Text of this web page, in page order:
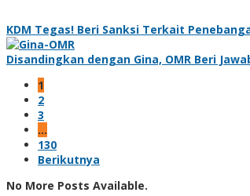
KDM Tegas! Beri Sanksi Terkait
Disandingkan dengan Gina, OMR Beri
1
2
3
…
130
Berikutnya
No More Posts Available.